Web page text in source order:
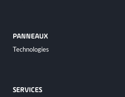
PANNEAUX
Aller
au
Technologies
SERVICES